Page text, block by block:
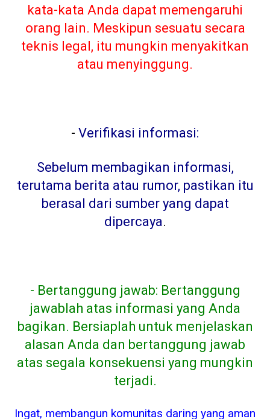
kata-kata Anda dapat memengaruhi
orang lain. Meskipun sesuatu secara
teknis legal, itu mungkin menyakitkan
atau menyinggung.
- Verifikasi informasi:
Sebelum membagikan informasi,
terutama berita atau rumor, pastikan itu
berasal dari sumber yang dapat
dipercaya.
- Bertanggung jawab: Bertanggung
jawablah atas informasi yang Anda
bagikan. Bersiaplah untuk menjelaskan
alasan Anda dan bertanggung jawab
atas segala konsekuensi yang mungkin
terjadi.
Ingat, membangun komunitas daring yang aman